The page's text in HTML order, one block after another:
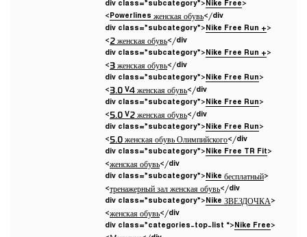
<div class=”subcategory”>
Nike Free
Powerlines женская обувь</div>
<div class=”subcategory”>
Nike Free Run +
2 женская обувь</div>
<div class=”subcategory”>
Nike Free Run +
3 женская обувь</div>
<div class=”subcategory”>
Nike Free Run
3.0 V4 женская обувь</div>
<div class=”subcategory”>
Nike Free Run
5.0 V2 женская обувь</div>
<div class=”subcategory”>
Nike Free Run
5.0 женская обувь Олимпийского</div>
<div class=”subcategory”>
Nike Free TR Fit
женская обувь</div>
<div class=”subcategory”>
Nike бесплатный
тренажерный зал женская обувь</div>
<div class=”subcategory”>
Nike ЗВЕЗДОЧКА
женская обувь</div>
<div class=”categories-top-list “>
Nike Free